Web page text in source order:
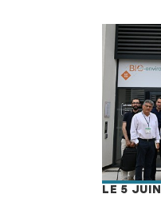
LE 5 JUIN